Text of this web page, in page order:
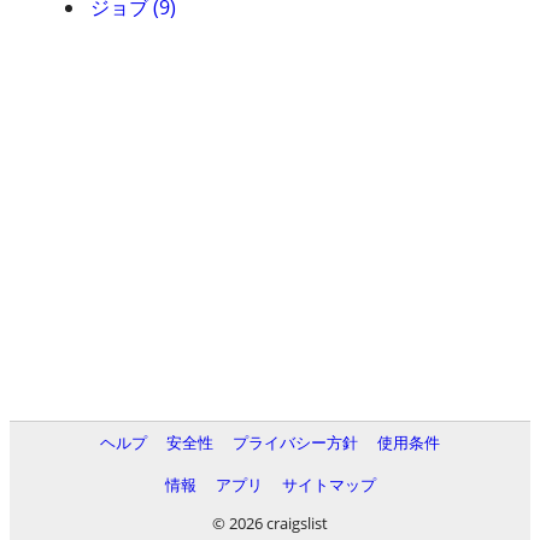
ジョブ (9)
ヘルプ 安全性 プライバシー方針
使用条件
情報
アプリ
サイトマップ
© 2026 craigslist